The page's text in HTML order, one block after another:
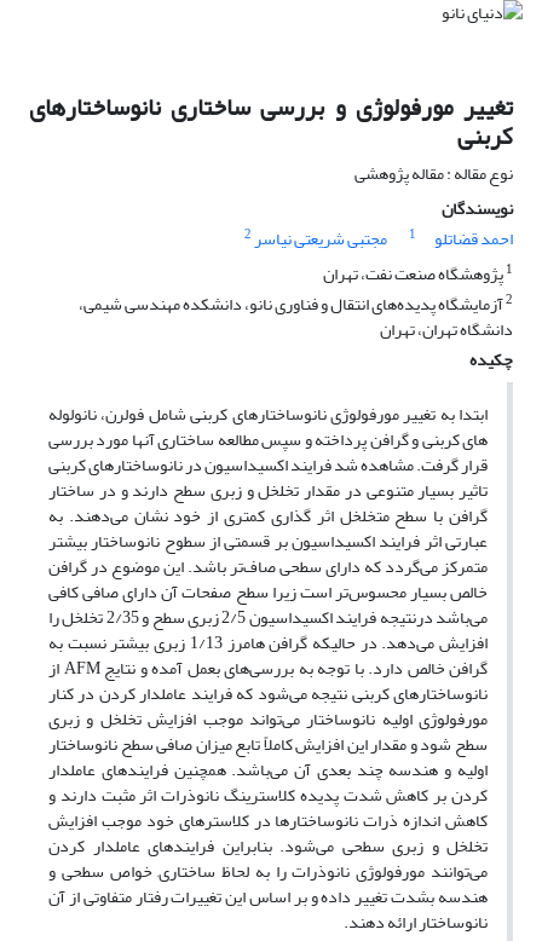
تغییر مورفولوژی و بررسی ساختاری نانوساختارهای
کربنی
نوع مقاله : مقاله پژوهشی
نویسندگان
احمد قضاتلو
1 مجتبی شریعتی نیاسر2
1پژوهشگاه صنعت نفت، تهران
2آزمایشگاه پدیده‌های انتقال و فناوری نانو، دانشکده مهندسی شیمی،
دانشگاه تهران، تهران
چکیده
ابتدا به تغییر مورفولوژی نانوساختارهای کربنی شامل فولرن، نانولوله
های کربنی و گرافن پرداخته و سپس مطالعه ساختاری آنها مورد بررسی
قرار گرفت. مشاهده شد فرایند اکسیداسیون در نانوساختارهای کربنی
تاثیر بسیار متنوعی در مقدار تخلخل و زبری سطح دارند و در ساختار
گرافن با سطح متخلخل اثر گذاری کمتری از خود نشان می‌دهند. به
عبارتی اثر فرایند اکسیداسیون بر قسمتی از سطوح نانوساختار بیشتر
متمرکز می‌گردد که دارای سطحی صاف‌تر باشد. این موضوع در گرافن
خالص بسیار محسوس‌تر است زیرا سطح صفحات آن دارای صافی کافی
می‌باشد درنتیجه فرایند اکسیداسیون 2/5 زبری سطح و 2/35 تخلخل را
افزایش می‌دهد. در حالیکه گرافن هامرز 1/13‌ زبری بیشتر نسبت به
گرافن خالص دارد. با توجه به بررسی‌های بعمل آمده و نتایج AFM از
نانوساختارهای کربنی نتیجه می‌شود که فرایند عاملدار کردن در کنار
مورفولوژی اولیه نانوساختار می‌تواند موجب افزایش تخلخل و زبری
سطح شود و مقدار این افزایش کاملاً تابع میزان صافی سطح نانوساختار
اولیه و هندسه چند بعدی آن می‌باشد. همچنین فرایندهای عاملدار
کردن بر کاهش شدت پدیده کلاسترینگ نانوذرات اثر مثبت دارند و
کاهش اندازه ذرات نانوساختارها در کلاسترهای خود موجب افزایش
تخلخل و زبری سطحی می‌شود. بنابراین فرایندهای عاملدار کردن
می‌توانند مورفولوژی نانوذرات را به لحاظ ساختاری,‌ خواص سطحی و
هندسه بشدت تغییر داده و بر اساس این تغییرات رفتار متفاوتی از آن
نانوساختار ارائه دهند.